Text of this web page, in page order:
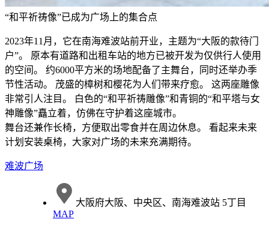
“和平祈祷像”已成为广场上的集合点
2023年11月，它在南海难波站前开业，主题为“大阪的款待门
户”。 原本有道路和出租车站的地方已被开发为仅供行人使用
的空间。 约6000平方米的场地配备了主舞台，同时还举办季
节性活动。 茂盛的樟树和樱花为人们带来疗愈。 这两座雕像
非常引人注目。 白色的“和平祈祷雕像”和青铜的“和平塔与女
神雕像”矗立着，仿佛在守护着这座城市。
舞台还兼作长椅，方便取出零食并在周边休息。 看起来未来
计划安装桌椅，大家对广场的未来充满期待。
难波广场
大阪府大阪、中央区、南海难波站 5丁目
MAP